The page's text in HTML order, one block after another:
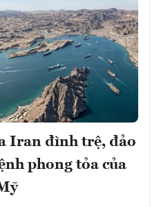
Iran đình trệ, đảo
phong tỏa của